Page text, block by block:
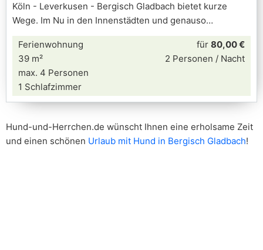
Köln - Leverkusen - Bergisch Gladbach bietet kurze
Wege. Im Nu in den Innenstädten und genauso
Ferienwohnung
39 m²
max. 4 Personen
1 Schlafzimmer
für 80,00 €
2 Personen / Nacht
Hund-und-Herrchen.de wünscht Ihnen eine erholsame Zeit
und einen schönen Urlaub mit Hund in Bergisch Gladbach!